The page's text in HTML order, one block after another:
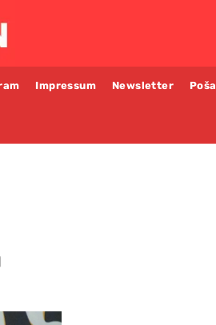
Impressum Newsletter